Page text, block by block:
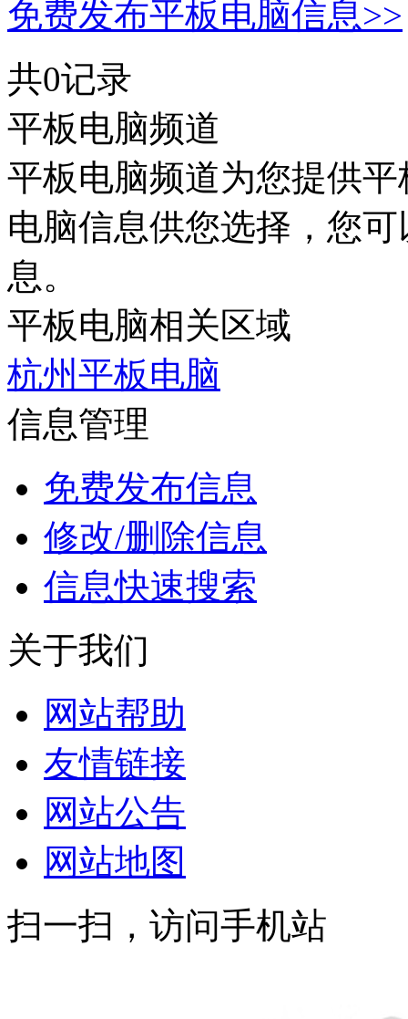
免费发布平板电脑信息>>
共0记录
平板电脑频道
平板电脑频道为您提供
电脑信息供您选择，您
息。
平板电脑相关区域
杭州平板电脑
信息管理
免费发布信息
修改/删除信息
信息快速搜索
关于我们
网站帮助
友情链接
网站公告
网站地图
扫一扫，访问手机站